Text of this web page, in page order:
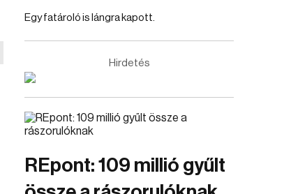
Egy fatároló is lángra kapott.
Hirdetés
REpont: 109 millió gyűlt